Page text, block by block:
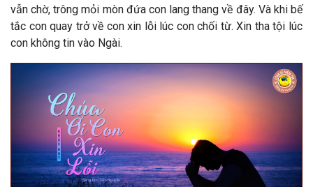
vẫn chờ, trông mỏi mòn đứa con lang thang về đây. Và khi bế
tắc con quay trở về con xin lỗi lúc con chối từ. Xin tha tội lúc
con không tin vào Ngài.